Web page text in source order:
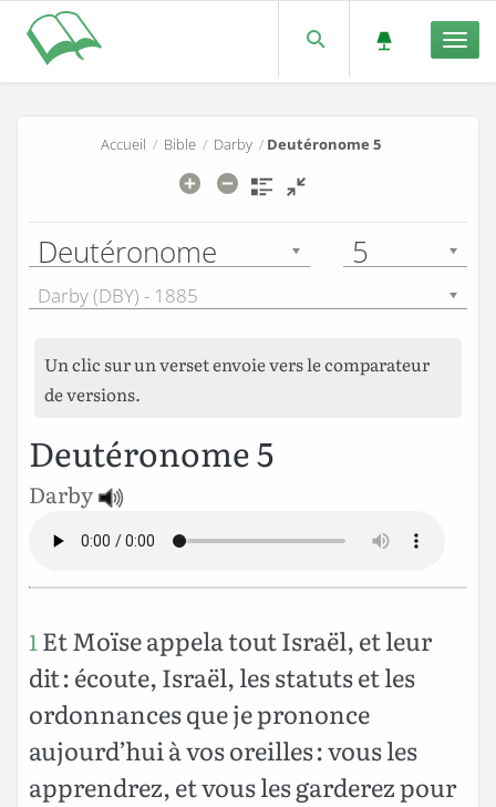
Accueil / Bible/ Darby/ Deutéronome 5
Deutéronome 5
Darby (DBY) - 1885
Un clic sur un verset envoie vers le comparateur
de versions.
Deutéronome 5
Darby
1 Et Moïse appela tout Israël, et leur
dit : écoute, Israël, les statuts et les
ordonnances que je prononce
aujourd’hui à vos oreilles : vous les
apprendrez, et vous les garderez pour